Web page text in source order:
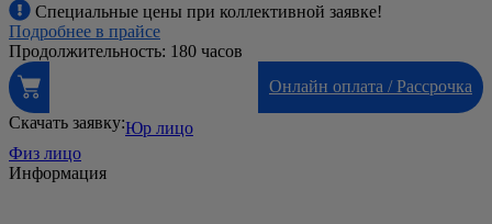
Специальные цены при коллективной заявке!
Подробнее в прайсе
Продолжительность: 180 часов
Онлайн оплата / Рассрочка
Скачать заявку:Юр лицо
Физ лицо
Информация